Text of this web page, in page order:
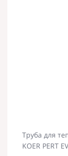
Труба для
KOER PERT